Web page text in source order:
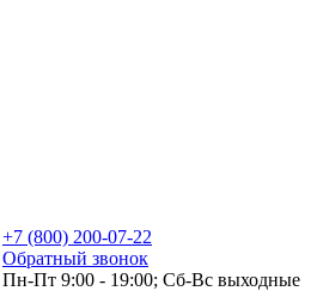
+7 (800) 200-07-22
Обратный звонок
Пн-Пт 9:00 - 19:00; Сб-Вс выходные